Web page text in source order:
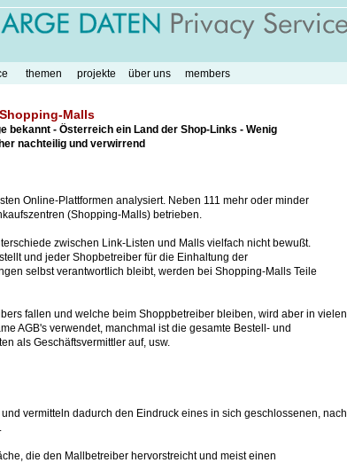
Malls
bekannt - Österreich ein Land der Shop-Links - Wenig
nachteilig und verwirrend
Online-Plattformen analysiert. Neben 111 mehr oder minder
(Shopping-Malls) betrieben.
zwischen Link-Listen und Malls vielfach nicht bewußt.
und jeder Shopbetreiber für die Einhaltung der
selbst verantwortlich bleibt, werden bei Shopping-Malls Teile
fallen und welche beim Shoppbetreiber bleiben, wird aber in vielen
AGB's verwendet, manchmal ist die gesamte Bestell- und
als Geschäftsvermittler auf, usw.
vermitteln dadurch den Eindruck eines in sich geschlossenen, nach
die den Mallbetreiber hervorstreicht und meist einen
themen projekte über uns members